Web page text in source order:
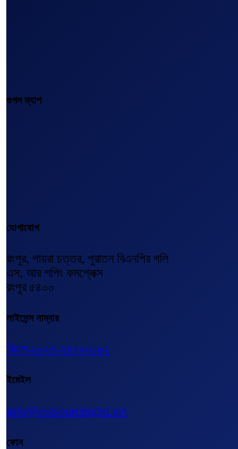
গুগল ম্যাপ
যোগাযোগ
রংপুর, পায়রা চত্তর, পুরাতন বিএনপির গলি
এস, আর শপিং কমপ্লেক্স
রংপুর ৫৪০০
লাইসেন্স নাম্বার
বিএল-২০২৩-২৪০০০১৬২
ইমেইল
info@outsourcingbd.net
ফোন